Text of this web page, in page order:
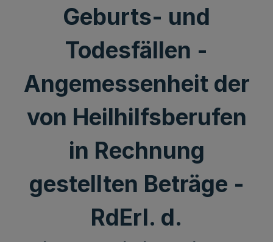
Geburts- und
Todesfällen -
Angemessenheit der
von Heilhilfsberufen
in Rechnung
gestellten Beträge -
RdErl. d.